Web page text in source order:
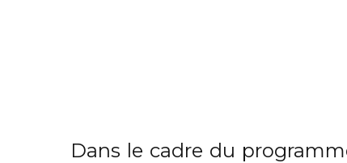
Dans le cadre du